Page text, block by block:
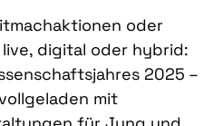
oder
digital oder hybrid:
2025 –
mit